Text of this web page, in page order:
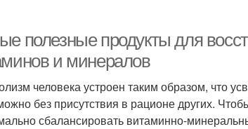
полезные продукты для
и минералов
человека устроен таким образом, что
без присутствия в рационе других.
сбалансировать витаминно-